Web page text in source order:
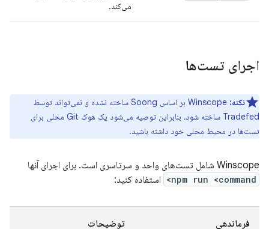
می‌کند.
اجرای تست‌ها
نکته:
Winscope بر اساس Soong ساخته نشده و نمی‌تواند توسط
Tradefed ساخته شود، بنابراین توصیه می‌شود یک هوک Git محلی برای
تست‌ها در محیط محلی خود داشته باشید.
Winscope شامل تست‌های واحد و سرتاسری است. برای اجرای آنها
npm run <command> استفاده کنید:
فرماندهی توضیحات